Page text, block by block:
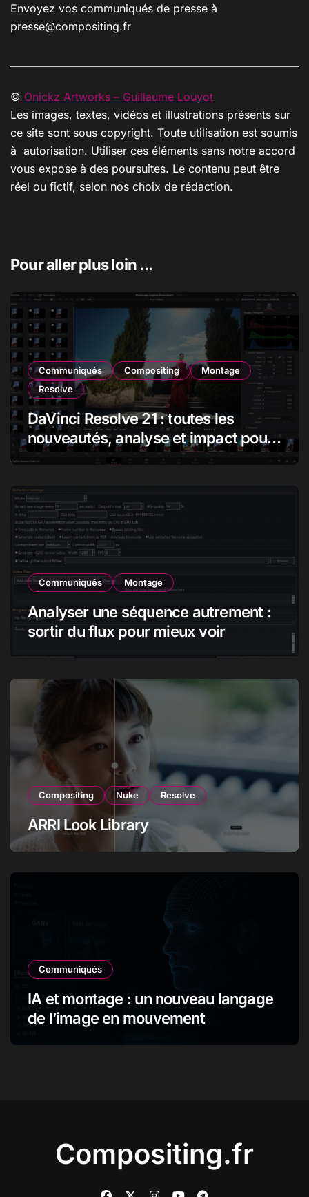
Envoyez vos communiqués de presse à
presse@compositing.fr
© Onickz Artworks – Guillaume Louyot
Les images, textes, vidéos et illustrations présents sur
ce site sont sous copyright. Toute utilisation est soumis
à autorisation. Utiliser ces éléments sans notre accord
vous expose à des poursuites. Le contenu peut être
réel ou fictif, selon nos choix de rédaction.
Pour aller plus loin ...
Communiqués Compositing
Montage
Resolve
DaVinci Resolve 21 : toutes les
nouveautés, analyse et impact pour
les monteurs, étalonneurs et
Communiqués Montage
Analyser une séquence autrement :
sortir du flux pour mieux voir
Compositing Nuke Resolve
ARRI Look Library
Communiqués
IA et montage : un nouveau langage
de l’image en mouvement
Compositing.fr